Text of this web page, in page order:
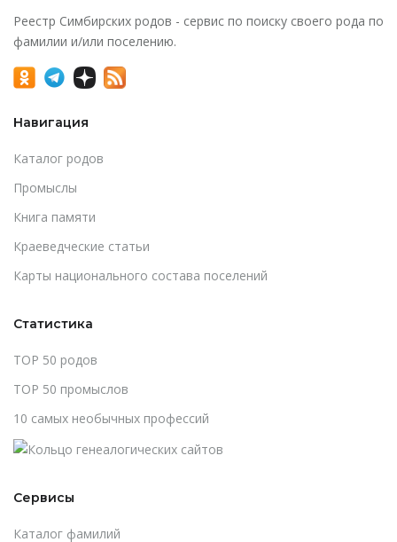
Реестр Симбирских родов - сервис по поиску своего рода по
фамилии и/или поселению.
Навигация
Каталог родов
Промыслы
Книга памяти
Краеведческие статьи
Карты национального состава поселений
Статистика
TOP 50 родов
TOP 50 промыслов
10 самых необычных профессий
Сервисы
Каталог фамилий